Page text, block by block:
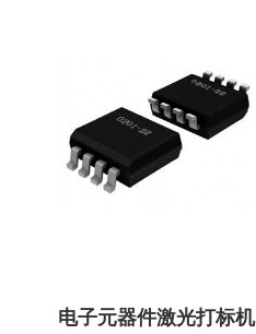
电子元器件激光打标机